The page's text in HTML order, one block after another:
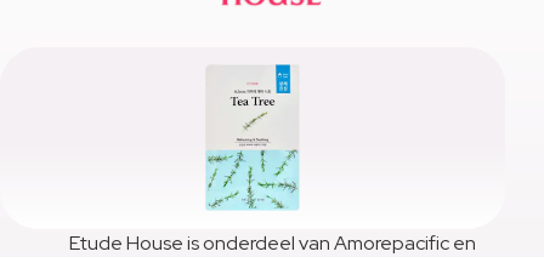
Etude House is onderdeel van Amorepacific en